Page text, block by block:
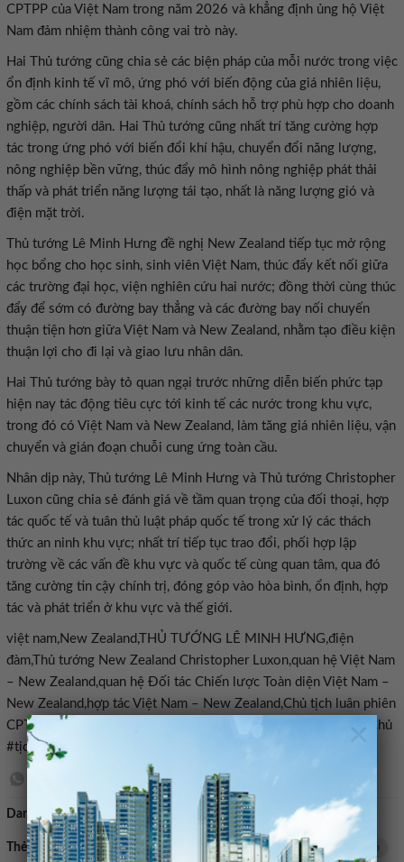
×
CPTPP của Việt Nam trong năm 2026 và khẳng định ủng hộ Việt
Nam đảm nhiệm thành công vai trò này.
Hai Thủ tướng cũng chia sẻ các biện pháp của mỗi nước trong việc
ổn định kinh tế vĩ mô, ứng phó với biến động của giá nhiên liệu,
gồm các chính sách tài khoá, chính sách hỗ trợ phù hợp cho doanh
nghiệp, người dân. Hai Thủ tướng cũng nhất trí tăng cường hợp
tác trong ứng phó với biến đổi khí hậu, chuyển đổi năng lượng,
nông nghiệp bền vững, thúc đẩy mô hình nông nghiệp phát thải
thấp và phát triển năng lượng tái tạo, nhất là năng lượng gió và
điện mặt trời.
Thủ tướng Lê Minh Hưng đề nghị New Zealand tiếp tục mở rộng
học bổng cho học sinh, sinh viên Việt Nam, thúc đẩy kết nối giữa
các trường đại học, viện nghiên cứu hai nước; đồng thời cùng thúc
đẩy để sớm có đường bay thẳng và các đường bay nối chuyến
thuận tiện hơn giữa Việt Nam và New Zealand, nhằm tạo điều kiện
thuận lợi cho đi lại và giao lưu nhân dân.
Hai Thủ tướng bày tỏ quan ngại trước những diễn biến phức tạp
hiện nay tác động tiêu cực tới kinh tế các nước trong khu vực,
trong đó có Việt Nam và New Zealand, làm tăng giá nhiên liệu, vận
chuyển và gián đoạn chuỗi cung ứng toàn cầu.
Nhân dịp này, Thủ tướng Lê Minh Hưng và Thủ tướng Christopher
Luxon cũng chia sẻ đánh giá về tầm quan trọng của đối thoại, hợp
tác quốc tế và tuân thủ luật pháp quốc tế trong xử lý các thách
thức an ninh khu vực; nhất trí tiếp tục trao đổi, phối hợp lập
trường về các vấn đề khu vực và quốc tế cùng quan tâm, qua đó
tăng cường tin cậy chính trị, đóng góp vào hòa bình, ổn định, hợp
tác và phát triển ở khu vực và thế giới.
việt nam,New Zealand,THỦ TƯỚNG LÊ MINH HƯNG,điện
đàm,Thủ tướng New Zealand Christopher Luxon,quan hệ Việt Nam
– New Zealand,quan hệ Đối tác Chiến lược Toàn diện Việt Nam –
New Zealand,hợp tác Việt Nam – New Zealand,Chủ tịch luân phiên
CPTPP 2026#Zealand #ủng #hộ #Việt #Nam #đảm #nhiệm #Chủ
#tịch #luân #phiên #CPTPP1779311676
Danh mục:Bán nhà mặt tiền
Thẻ tìm kiếm: luân CPTPP Chủ tịch luân phiên CPTPP 2026